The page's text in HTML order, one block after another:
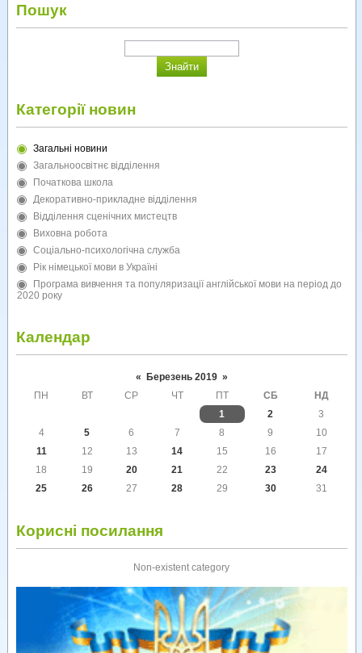
Пошук
Категорії новин
Загальні новини
Загальноосвітнє відділення
Початкова школа
Декоративно-прикладне відділення
Відділення сценічних мистецтв
Виховна робота
Соціально-психологічна служба
Рік німецької мови в Україні
Програма вивчення та популяризації англійської мови на період до
2020 року
Календар
« Березень 2019 »
ПН
ВТ СР ЧТ ПТ СБ
НД
1
2
3
4
5 6 7 8 9
10
11
12 13 14 15 16
17
18
19 20 21 22 23
24
25
26 27 28 29 30 31
Корисні посилання
Non-existent category